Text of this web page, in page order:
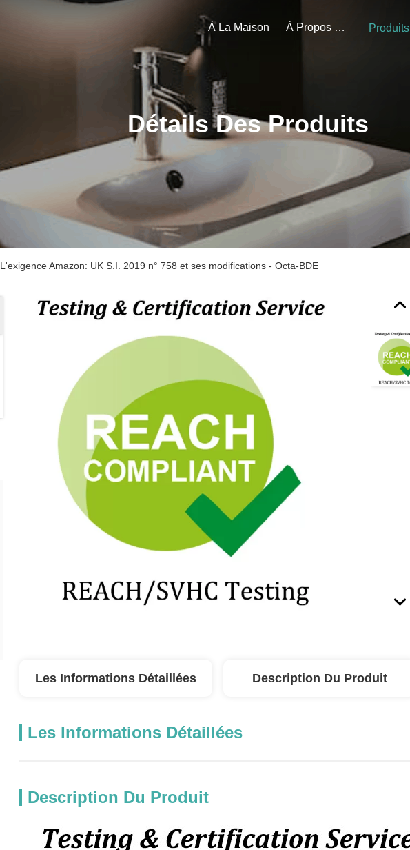
À La Maison À Propos De Nous Produits
Détails Des Produits
L'exigence Amazon: UK S.I. 2019 n° 758 et ses modifications - Octa-BDE
Les Informations Détaillées Description Du Produit
Les Informations Détaillées
Description Du Produit